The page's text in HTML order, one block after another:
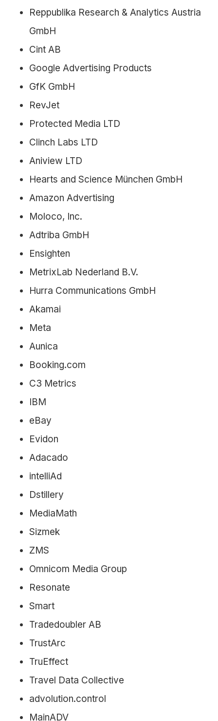
Reppublika Research & Analytics Austria
GmbH
Cint AB
Google Advertising Products
GfK GmbH
RevJet
Protected Media LTD
Clinch Labs LTD
Aniview LTD
Hearts and Science München GmbH
Amazon Advertising
Moloco, Inc.
Adtriba GmbH
Ensighten
MetrixLab Nederland B.V.
Hurra Communications GmbH
Akamai
Meta
Aunica
Booking.com
C3 Metrics
IBM
eBay
Evidon
Adacado
intelliAd
Dstillery
MediaMath
Sizmek
ZMS
Omnicom Media Group
Resonate
Smart
Tradedoubler AB
TrustArc
TruEffect
Travel Data Collective
advolution.control
MainADV